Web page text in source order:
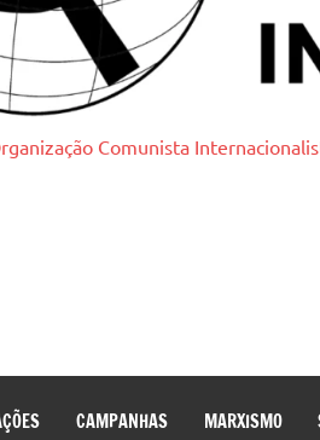
Comunista
CAMPANHAS MARXISMO